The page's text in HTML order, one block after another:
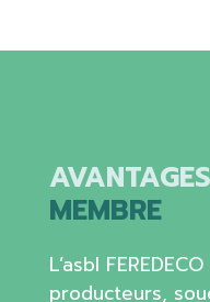
MEMBRE
L’asbl
producteurs,